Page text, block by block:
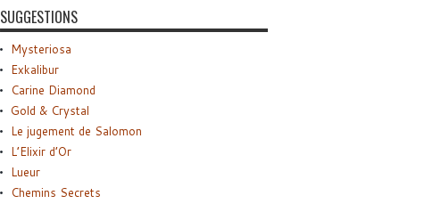
SUGGESTIONS
Mysteriosa
Exkalibur
Carine Diamond
Gold & Crystal
Le jugement de Salomon
L’Elixir d’Or
Lueur
Chemins Secrets